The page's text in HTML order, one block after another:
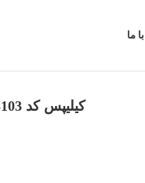
ما
کیلیپس کد 093103